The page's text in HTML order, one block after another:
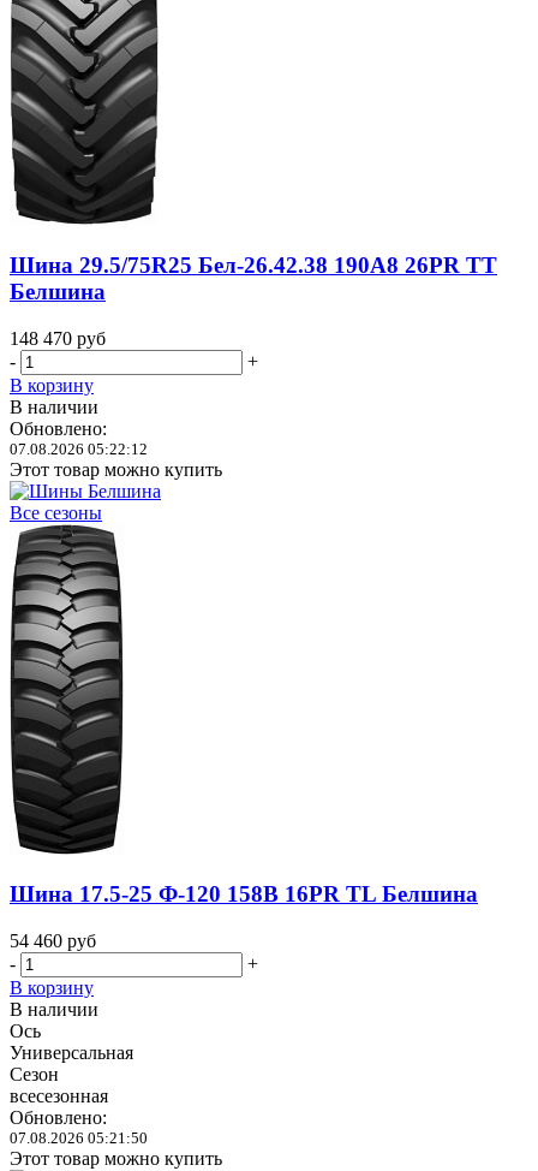
Шина 29.5/75R25 Бел-26.42.38 190A8 26PR TT
Белшина
148 470 руб
-
+
В корзину
В наличии
Обновлено:
07.08.2026 05:22:12
Этот товар можно купить
Все сезоны
Шина 17.5-25 Ф-120 158B 16PR TL Белшина
54 460 руб
-
+
В корзину
В наличии
Ось
Универсальная
Сезон
всесезонная
Обновлено:
07.08.2026 05:21:50
Этот товар можно купить